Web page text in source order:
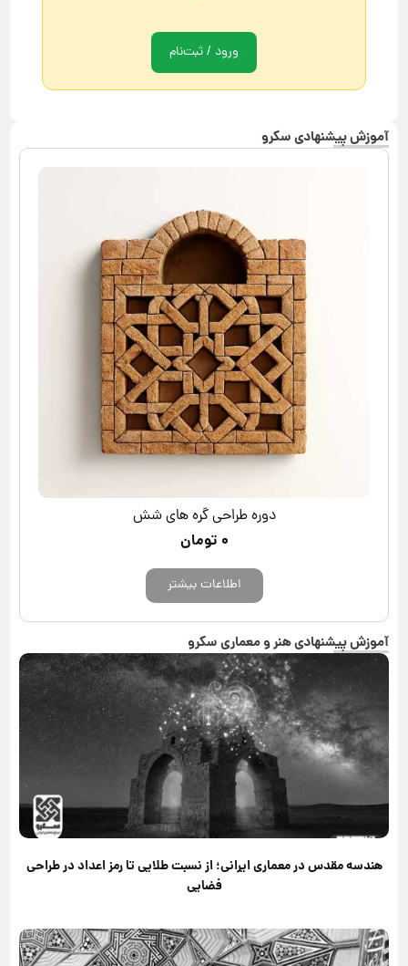
ورود / ثبت‌نام
آموزش پیشنهادی سکرو
دوره طراحی گره های شش
۰ تومان
اطلاعات بیشتر
آموزش پیشنهادی هنر و معماری سکرو
هندسه مقدس در معماری ایرانی؛ از نسبت طلایی تا رمز اعداد در طراحی
فضایی